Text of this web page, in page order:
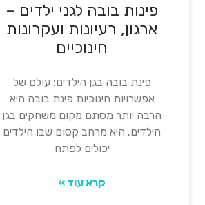
פינות בובה לגני ילדים –
ארגון, רעיונות ועקרונות
חינוכיים
פינת בובה בגן הילדים: עולם של
אפשרויות חינוכיות פינת בובה היא
הרבה יותר מסתם מקום משחקים בגן
הילדים. היא מרחב קסום שבו הילדים
יכולים לפתח
קרא עוד »